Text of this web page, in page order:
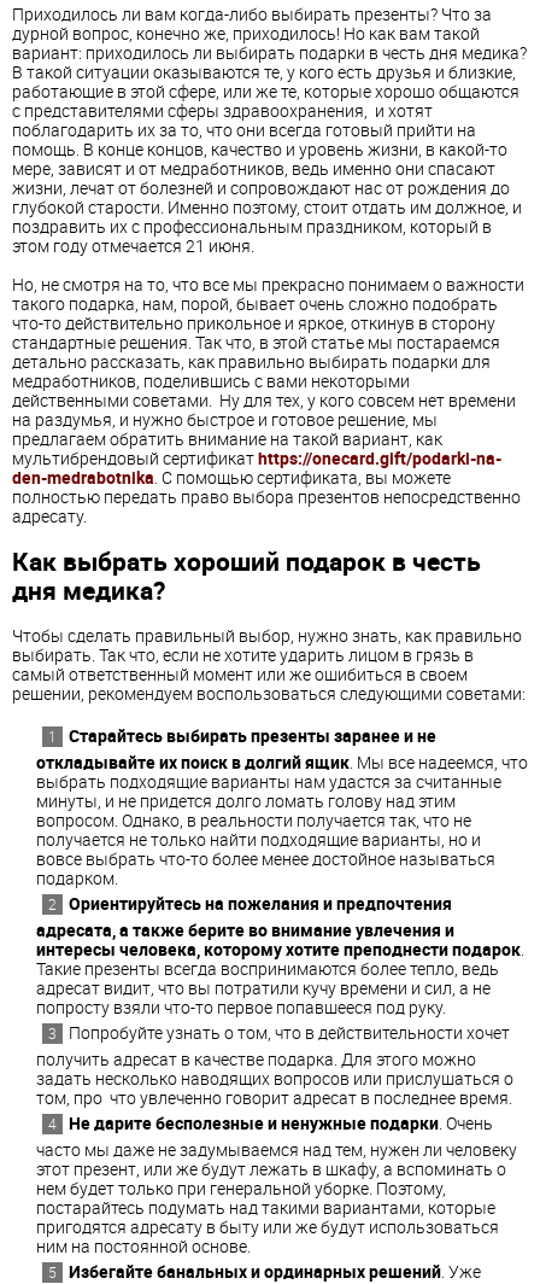
Приходилось ли вам когда-либо выбирать презенты? Что за
дурной вопрос, конечно же, приходилось! Но как вам такой
вариант: приходилось ли выбирать подарки в честь дня медика?
В такой ситуации оказываются те, у кого есть друзья и близкие,
работающие в этой сфере, или же те, которые хорошо общаются
с представителями сферы здравоохранения, и хотят
поблагодарить их за то, что они всегда готовый прийти на
помощь. В конце концов, качество и уровень жизни, в какой-то
мере, зависят и от медработников, ведь именно они спасают
жизни, лечат от болезней и сопровождают нас от рождения до
глубокой старости. Именно поэтому, стоит отдать им должное, и
поздравить их с профессиональным праздником, который в
этом году отмечается 21 июня.
Но, не смотря на то, что все мы прекрасно понимаем о важности
такого подарка, нам, порой, бывает очень сложно подобрать
что-то действительно прикольное и яркое, откинув в сторону
стандартные решения. Так что, в этой статье мы постараемся
детально рассказать, как правильно выбирать подарки для
медработников, поделившись с вами некоторыми
действенными советами. Ну для тех, у кого совсем нет времени
на раздумья, и нужно быстрое и готовое решение, мы
предлагаем обратить внимание на такой вариант, как
мультибрендовый сертификатhttps://onecard.gift/podarki-na-
den-medrabotnika . С помощью сертификата, вы можете
полностью передать право выбора презентов непосредственно
адресату.
Как выбрать хороший подарок в честь
дня медика?
Чтобы сделать правильный выбор, нужно знать, как правильно
выбирать. Так что, если не хотите ударить лицом в грязь в
самый ответственный момент или же ошибиться в своем
решении, рекомендуем воспользоваться следующими советами:
Старайтесь выбирать презенты заранее и не
откладывайте их поиск в долгий ящик . Мы все надеемся, что
выбрать подходящие варианты нам удастся за считанные
минуты, и не придется долго ломать голову над этим
вопросом. Однако, в реальности получается так, что не
получается не только найти подходящие варианты, но и
вовсе выбрать что-то более менее достойное называться
подарком.
Ориентируйтесь на пожелания и предпочтения
адресата, а также берите во внимание увлечения и
интересы человека, которому хотите преподнести подарок
Такие презенты всегда воспринимаются более тепло, ведь
адресат видит, что вы потратили кучу времени и сил, а не
попросту взяли что-то первое попавшееся под руку.
Попробуйте узнать о том, что в действительности хочет
получить адресат в качестве подарка. Для этого можно
задать несколько наводящих вопросов или прислушаться о
том, про что увлеченно говорит адресат в последнее время.
Не дарите бесполезные и ненужные подарки . Очень
часто мы даже не задумываемся над тем, нужен ли человеку
этот презент, или же будут лежать в шкафу, а вспоминать о
нем будет только при генеральной уборке. Поэтому,
постарайтесь подумать над такими вариантами, которые
пригодятся адресату в быту или же будут использоваться
ним на постоянной основе.
Избегайте банальных и ординарных решений . Уже